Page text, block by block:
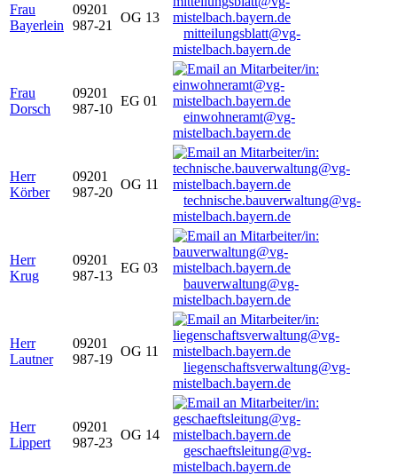
Frau
Bayerlein
09201
987-21
OG 13
mitteilungsblatt@vg-
mistelbach.bayern.de
Frau
Dorsch
09201
987-10
EG 01
einwohneramt@vg-
mistelbach.bayern.de
Herr
Körber
09201
987-20
OG 11
technische.bauverwaltung@vg-
mistelbach.bayern.de
Herr
Krug
09201
987-13
EG 03
bauverwaltung@vg-
mistelbach.bayern.de
Herr
Lautner
09201
987-19
OG 11
liegenschaftsverwaltung@vg-
mistelbach.bayern.de
Herr
Lippert
09201
987-23
OG 14
geschaeftsleitung@vg-
mistelbach.bayern.de